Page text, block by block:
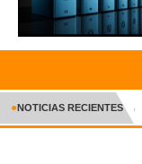
INICIO
CRÓNICA
●NOTICIAS RECIENTES